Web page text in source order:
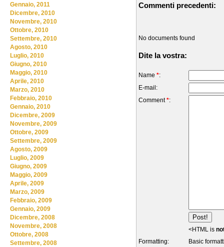
Commenti precedenti:
No documents found
Dite la vostra:
Name *:
E-mail:
Comment*:
<HTML is
Formatting:
Basic
Gennaio, 2011
Dicembre, 2010
Novembre, 2010
Ottobre, 2010
Settembre, 2010
Agosto, 2010
Luglio, 2010
Giugno, 2010
Maggio, 2010
Aprile, 2010
Marzo, 2010
Febbraio, 2010
Gennaio, 2010
Dicembre, 2009
Novembre, 2009
Ottobre, 2009
Settembre, 2009
Agosto, 2009
Luglio, 2009
Giugno, 2009
Maggio, 2009
Aprile, 2009
Marzo, 2009
Febbraio, 2009
Gennaio, 2009
Dicembre, 2008
Novembre, 2008
Ottobre, 2008
Settembre, 2008